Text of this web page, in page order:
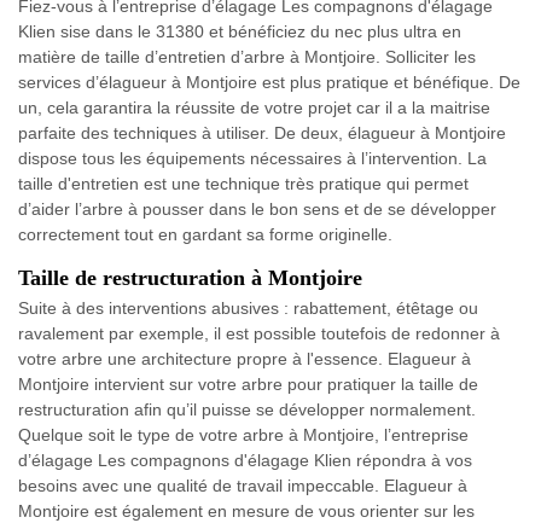
Fiez-vous à l’entreprise d’élagage Les compagnons d'élagage
Klien sise dans le 31380 et bénéficiez du nec plus ultra en
matière de taille d’entretien d’arbre à Montjoire. Solliciter les
services d’élagueur à Montjoire est plus pratique et bénéfique. De
un, cela garantira la réussite de votre projet car il a la maitrise
parfaite des techniques à utiliser. De deux, élagueur à Montjoire
dispose tous les équipements nécessaires à l’intervention. La
taille d'entretien est une technique très pratique qui permet
d’aider l’arbre à pousser dans le bon sens et de se développer
correctement tout en gardant sa forme originelle.
Taille de restructuration à Montjoire
Suite à des interventions abusives : rabattement, étêtage ou
ravalement par exemple, il est possible toutefois de redonner à
votre arbre une architecture propre à l'essence. Elagueur à
Montjoire intervient sur votre arbre pour pratiquer la taille de
restructuration afin qu’il puisse se développer normalement.
Quelque soit le type de votre arbre à Montjoire, l’entreprise
d’élagage Les compagnons d'élagage Klien répondra à vos
besoins avec une qualité de travail impeccable. Elagueur à
Montjoire est également en mesure de vous orienter sur les